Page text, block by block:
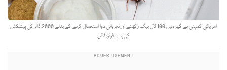
امریکی کمپنی نے گھر میں 100 لال بیگ رکھنے اور تجرباتی دوا استعمال کرنے کے بدلے 2000 ڈالر کی پیشکش
کی ہے۔ فوٹو: فائل